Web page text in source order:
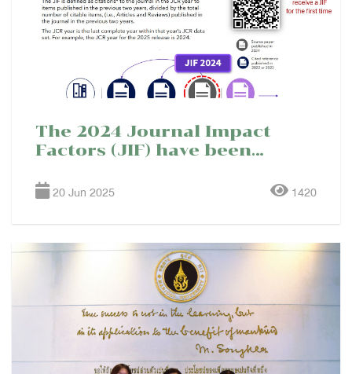
The 2024 Journal Impact
Factors (JIF) have been
Reports(JCR)™ 2025 edition)
20 Jun 2025 1420